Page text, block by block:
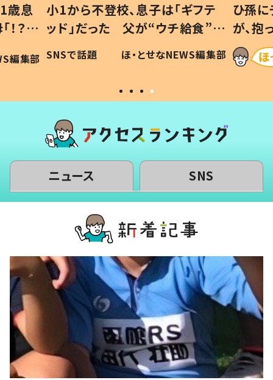
歳息
？」
編集部
小1から不登校、息子は「ギフテ
ッド」だった 父が“ウチ給食”を
作り続ける理由とは #令和の親
#令和の子
SNSで話題 ほ・とせなNEWS編集部
ひ孫
が、
「涙が
い」
ニュース SNS